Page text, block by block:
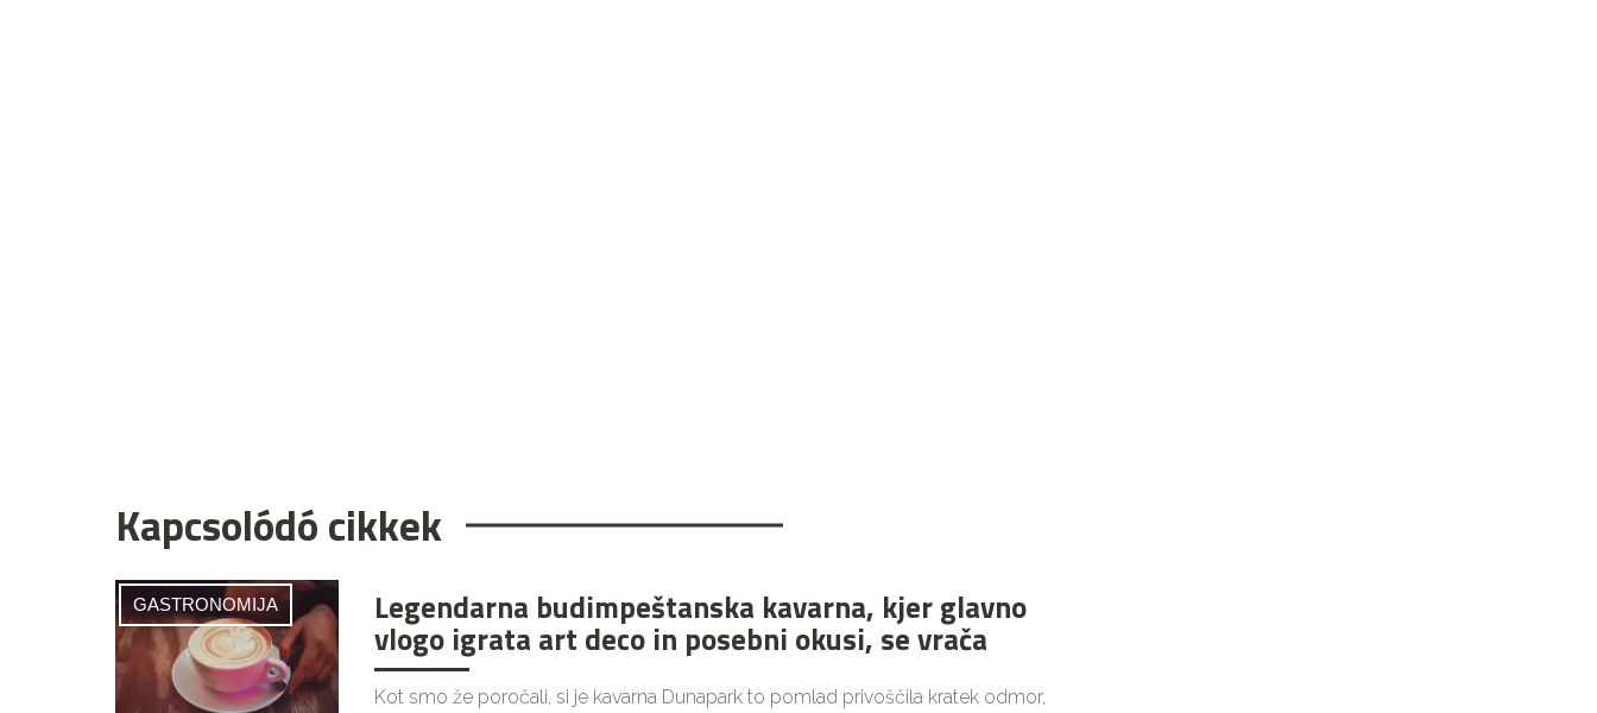
Kapcsolódó cikkek
GASTRONOMIJA Legendarna budimpeštanska kavarna, kjer glavno
vlogo igrata art deco in posebni okusi, se vrača
Kot smo že poročali, si je kavarna Dunapark to pomlad privoščila kratek odmor,